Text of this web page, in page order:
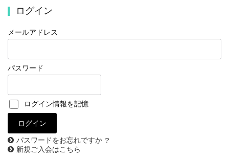
ログイン
メールアドレス
パスワード
ログイン情報を記憶
パスワードをお忘れですか ?
新規ご入会はこちら